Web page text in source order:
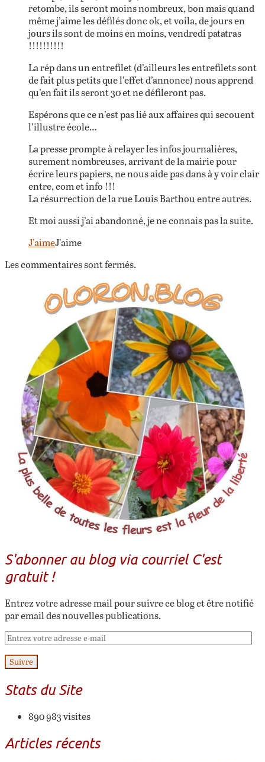
retombe, ils seront moins nombreux, bon mais quand
même j’aime les défilés donc ok, et voila, de jours en
jours ils sont de moins en moins, vendredi patatras
!!!!!!!!!!
La rép dans un entrefilet (d’ailleurs les entrefilets sont
de fait plus petits que l’effet d’annonce) nous apprend
qu’en fait ils seront 30 et ne défileront pas.
Espérons que ce n’est pas lié aux affaires qui secouent
l’illustre école…
La presse prompte à relayer les infos journalières,
surement nombreuses, arrivant de la mairie pour
écrire leurs papiers, ne nous aide pas dans à y voir clair
entre, com et info !!!
La résurrection de la rue Louis Barthou entre autres.
Et moi aussi j’ai abandonné, je ne connais pas la suite.
J'aimeJ'aime
Les commentaires sont fermés.
S'abonner au blog via courriel C'est
gratuit !
Entrez votre adresse mail pour suivre ce blog et être notifié
par email des nouvelles publications.
Suivre
Stats du Site
890 983 visites
Articles récents